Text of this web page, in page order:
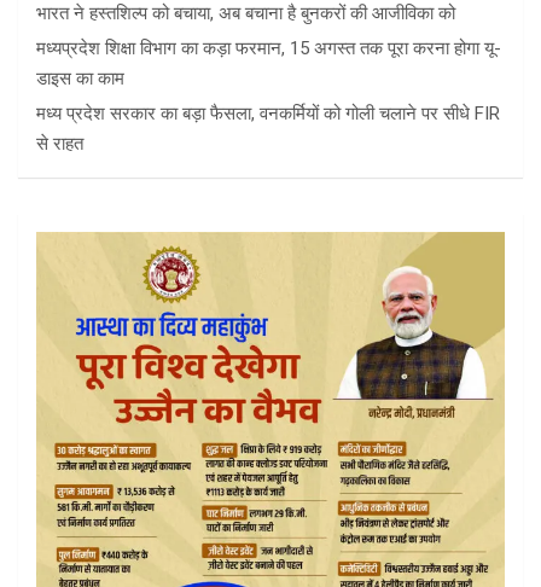
भारत ने हस्तशिल्प को बचाया, अब बचाना है बुनकरों की आजीविका को
मध्यप्रदेश शिक्षा विभाग का कड़ा फरमान, 15 अगस्त तक पूरा करना होगा यू-
डाइस का काम
मध्य प्रदेश सरकार का बड़ा फैसला, वनकर्मियों को गोली चलाने पर सीधे FIR
से राहत